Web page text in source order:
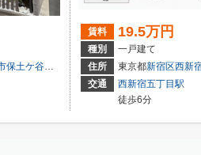
保土ケ谷区 上星川
２丁目
賃料 19.5万円
種別
一戸建て
住所
東京都新宿区西新
交通
西新宿五丁目駅
徒歩6分